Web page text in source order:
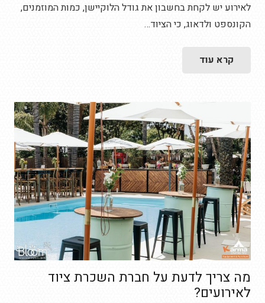
לאירוע יש לקחת בחשבון את גודל הלוקיישן, כמות המוזמנים,
הקונספט ולדאוג, כי הציוד…
קרא עוד
מה צריך לדעת על חברת השכרת ציוד
לאירועים?